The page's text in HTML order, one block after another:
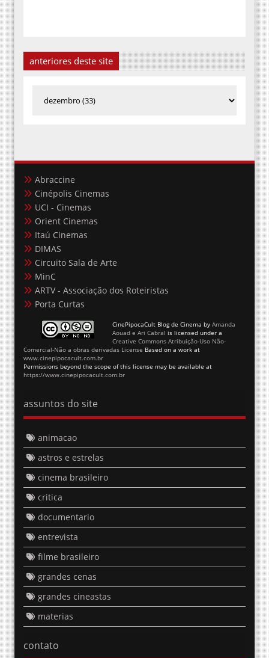
anteriores deste site
Cinépolis Cinemas
UCI - Cinemas
Orient Cinemas
Itaú Cinemas
DIMAS
Circuito Sala de Arte
MinC
ARTV - Associação dos Roteiristas
Porta Curtas
Aouad e Ari Cabralis licensed under a
Creative Commons Atribuição-Uso Não-
Comercial-Não a obras derivadas LicenseBased on a work at
www.cinepipocacult.com.br
Permissions beyond the scope of this license may be available at
https://www.cinepipocacult.com.br
assuntos do site
astros e estrelas
cinema brasileiro
critica
documentario
entrevista
filme brasileiro
grandes cenas
grandes cineastas
materias